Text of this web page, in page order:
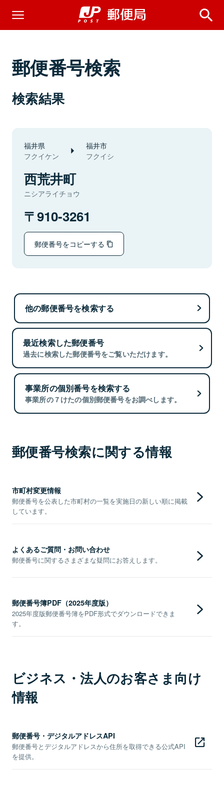
郵便番号検索
検索結果
福井県
フクイケン
福井市
フクイシ
西荒井町
ニシアライチョウ
910-3261
郵便番号をコピーする
他の郵便番号を検索する
最近検索した郵便番号
過去に検索した郵便番号をご覧いただけます。
事業所の個別番号を検索する
事業所の７けたの個別郵便番号をお調べします。
郵便番号検索に関する情報
市町村変更情報
郵便番号を公表した市町村の一覧を実施日の新しい順に掲載
しています。
よくあるご質問・お問い合わせ
郵便番号に関するさまざまな疑問にお答えします。
郵便番号簿PDF（2025年度版）
2025年度版郵便番号簿をPDF形式でダウンロードできま
す。
ビジネス・法人のお客さま向け
情報
郵便番号・デジタルアドレスAPI
郵便番号とデジタルアドレスから住所を取得できる公式API
を提供。